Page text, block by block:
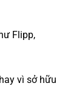
Flipp,
vì sở hữu